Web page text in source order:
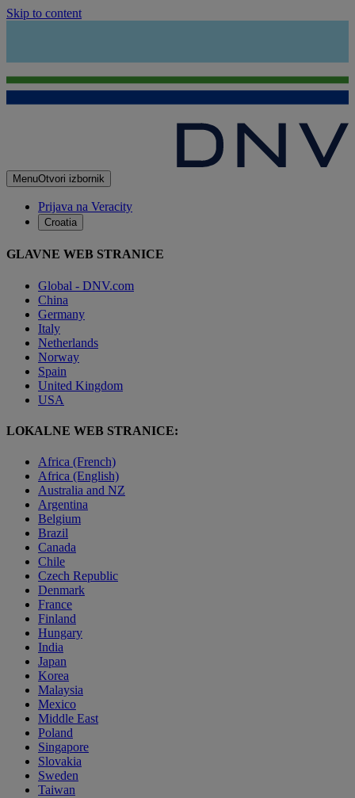
Skip to content
MenuOtvori izbornik
Prijava na Veracity
Croatia
GLAVNE WEB STRANICE
Global - DNV.com
China
Germany
Italy
Netherlands
Norway
Spain
United Kingdom
USA
LOKALNE WEB STRANICE:
Africa (French)
Africa (English)
Australia and NZ
Argentina
Belgium
Brazil
Canada
Chile
Czech Republic
Denmark
France
Finland
Hungary
India
Japan
Korea
Malaysia
Mexico
Middle East
Poland
Singapore
Slovakia
Sweden
Taiwan